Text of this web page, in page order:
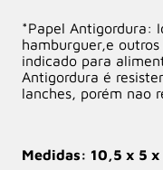
*Papel Antigordura:
hamburguer,e
indicado para
Antigordura é
lanches, porém nao
Medidas: 10,5 x 5 x